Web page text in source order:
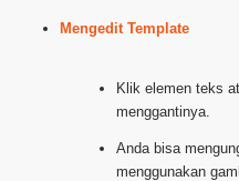
Mengedit Template
Klik elemen teks
menggantinya.
Anda bisa
menggunakan